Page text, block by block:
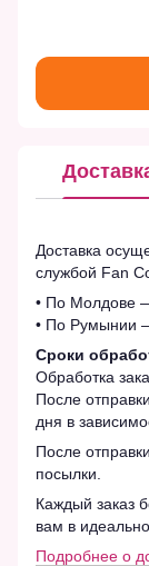
Доставка
службой Fan
• По Молдове
• По Румынии
Сроки
Обработка
После
дня в
После
посылки.
Каждый заказ
вам в
Подробнее о